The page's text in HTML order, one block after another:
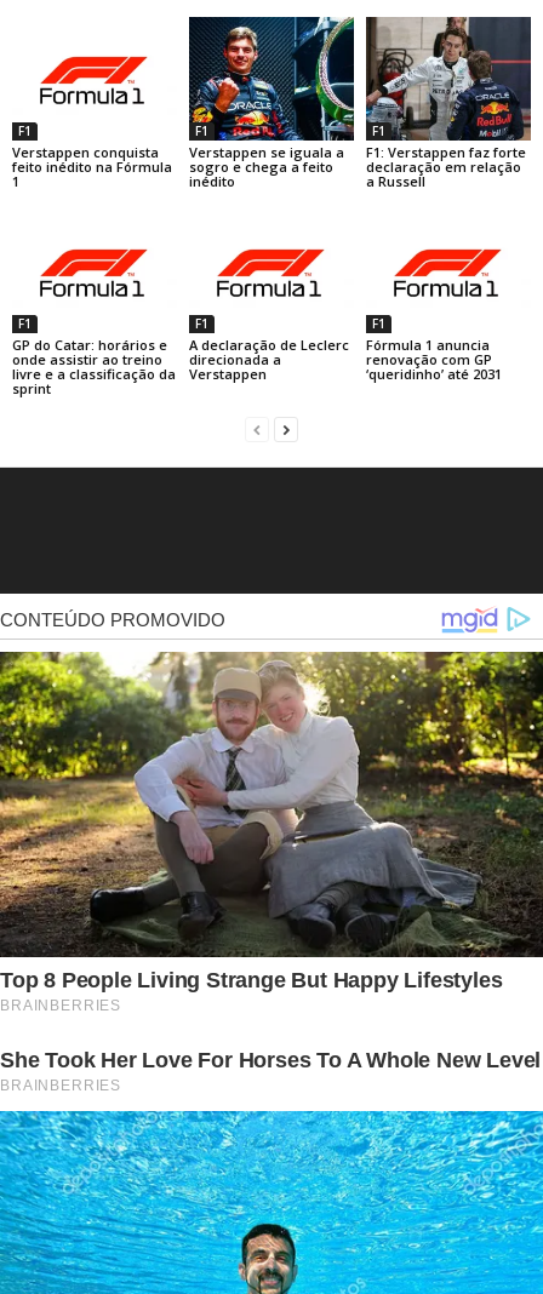
F1
Verstappen conquista
feito inédito na Fórmula
1
F1
Verstappen se iguala a
sogro e chega a feito
inédito
F1
F1: Verstappen faz forte
declaração em relação
a Russell
F1
GP do Catar: horários e
onde assistir ao treino
livre e a classificação da
sprint
F1
A declaração de Leclerc
direcionada a
Verstappen
F1
Fórmula 1 anuncia
renovação com GP
‘queridinho’ até 2031